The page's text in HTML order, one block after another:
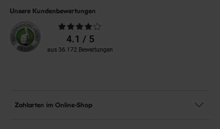
Unsere Kundenbewertungen
Durchschnittliche
Bewertungen4.1 / 5
aus 36.172 Bewertungen
Zahlarten im Online-Shop